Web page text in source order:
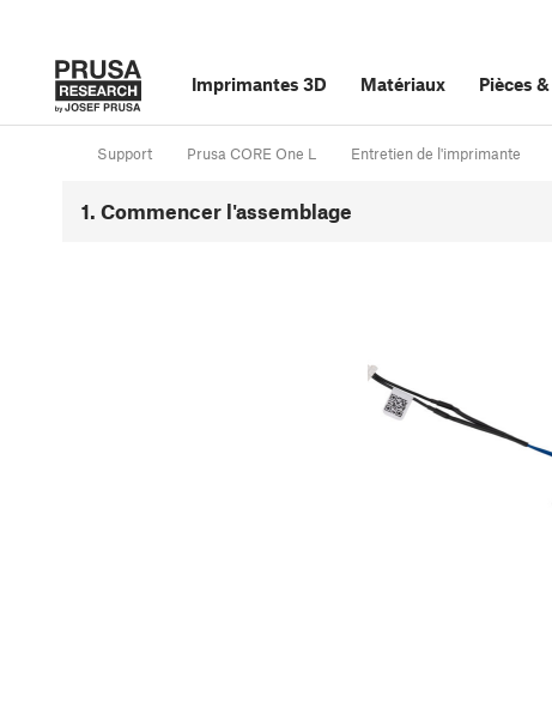
Imprimantes 3D Matériaux Pièces &
Support Prusa CORE One L Entretien de l'imprimante
1. Commencer l'assemblage